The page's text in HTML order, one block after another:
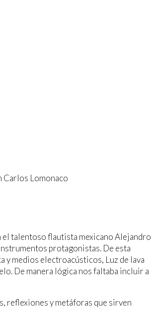
Carlos Lomonaco
el talentoso flautista mexicano Alejandro
protagonistas. De esta
y medios electroacústicos, Luz de lava
De manera lógica nos faltaba incluir a
reflexiones y metáforas que sirven